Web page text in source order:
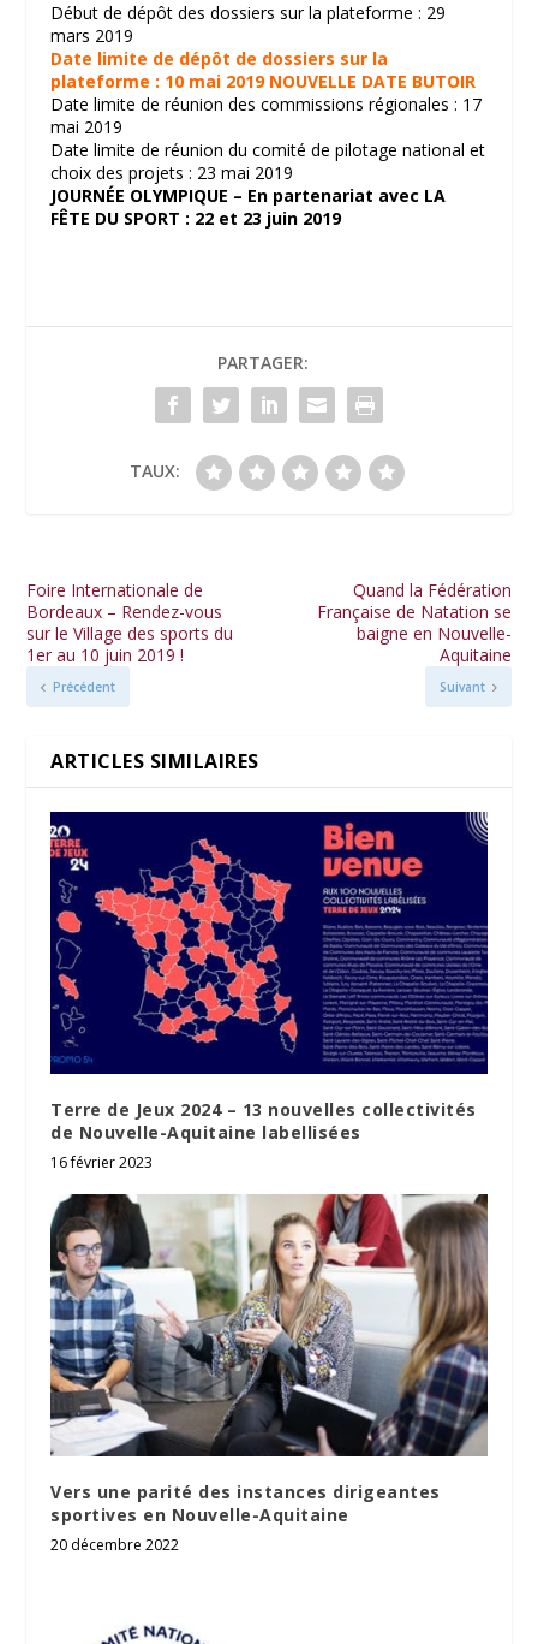
Début de dépôt des dossiers sur la plateforme : 29
mars 2019
Date limite de dépôt de dossiers sur la
plateforme : 10 mai 2019 NOUVELLE DATE BUTOIR
Date limite de réunion des commissions régionales : 17
mai 2019
Date limite de réunion du comité de pilotage national et
choix des projets : 23 mai 2019
JOURNÉE OLYMPIQUE – En partenariat avec LA
FÊTE DU SPORT : 22 et 23 juin 2019
PARTAGER:
TAUX:
Foire Internationale de
Bordeaux – Rendez-vous
sur le Village des sports du
1er au 10 juin 2019 !
Précédent
Quand la Fédération
Française de Natation se
baigne en Nouvelle-
Aquitaine
Suivant
ARTICLES SIMILAIRES
Terre de Jeux 2024 – 13 nouvelles collectivités
de Nouvelle-Aquitaine labellisées
16 février 2023
Vers une parité des instances dirigeantes
sportives en Nouvelle-Aquitaine
20 décembre 2022